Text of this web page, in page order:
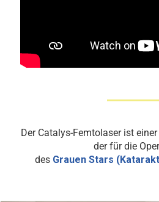
Der Catalys-Femtolaser ist
der für die
des Grauen Stars